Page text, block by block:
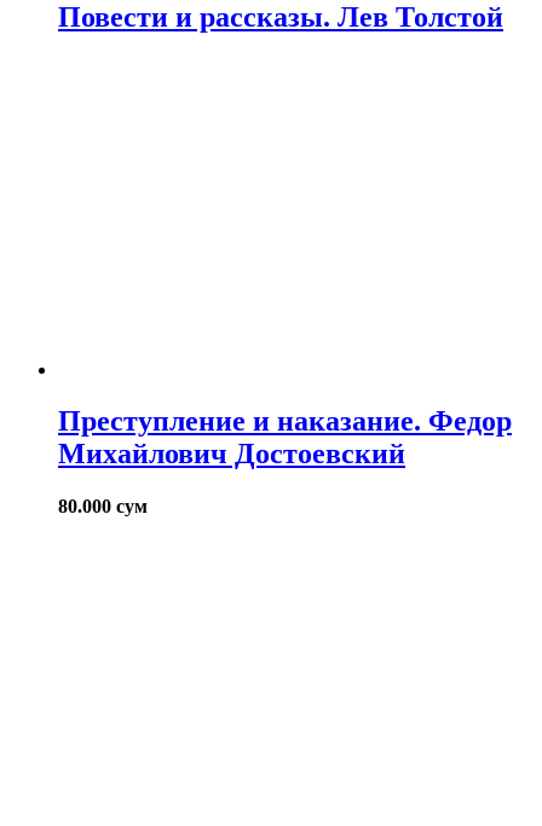
Повести и рассказы. Лев Толстой
Преступление и наказание. Федор
Михайлович Достоевский
80.000 сум